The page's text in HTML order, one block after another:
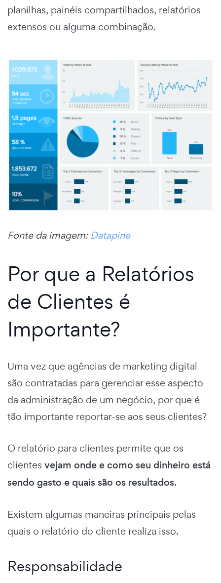
planilhas, painéis compartilhados, relatórios
extensos ou alguma combinação.
Fonte da imagem: Datapine
Por que a Relatórios
de Clientes é
Importante?
Uma vez que agências de marketing digital
são contratadas para gerenciar esse aspecto
da administração de um negócio, por que é
tão importante reportar-se aos seus clientes?
O relatório para clientes permite que os
clientes vejam onde e como seu dinheiro está
sendo gasto e quais são os resultados.
Existem algumas maneiras principais pelas
quais o relatório do cliente realiza isso.
Responsabilidade